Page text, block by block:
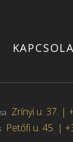
Zrínyi u. 37. |
Petőfi u. 45. |